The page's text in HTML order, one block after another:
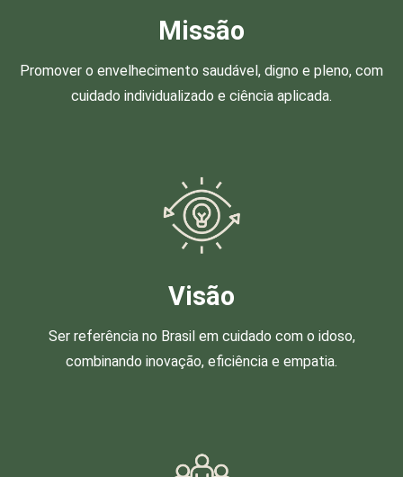
Missão
Promover o envelhecimento saudável, digno e pleno, com
cuidado individualizado e ciência aplicada.
Visão
Ser referência no Brasil em cuidado com o idoso,
combinando inovação, eficiência e empatia.